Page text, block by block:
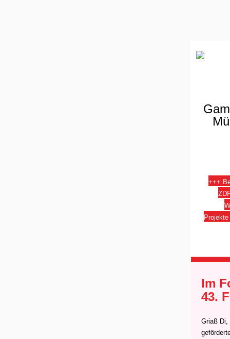
+++
P
Im
43.
Griaß Di,